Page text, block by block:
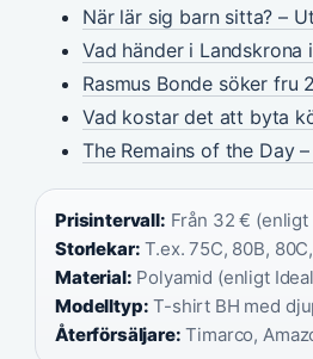
När lär sig barn sitta? –
Vad händer i Landskrona
Rasmus Bonde söker fru
Vad kostar det att byta
The Remains of the Day
Prisintervall: Från 32 € (enligt
Storlekar: T.ex. 75C, 80B,
Material: Polyamid (enligt
Modelltyp: T-shirt BH med
Återförsäljare: Timarco,